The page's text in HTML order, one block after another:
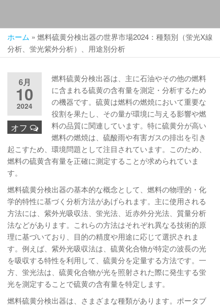
ホーム » 燃料硫黄分検出器の世界市場2024：種類別（蛍光X線
分析、蛍光紫外分析）、用途別分析
6月
10
2024
オフ
燃料硫黄分検出器は、主に石油やその他の燃料
に含まれる硫黄の含有量を測定・分析するため
の機器です。硫黄は燃料の燃焼において重要な
役割を果たし、その量が環境に与える影響や燃
料の品質に関連しています。特に硫黄分が高い
燃料の燃焼は、硫酸雨や有害ガスの排出を引き
起こすため、環境問題として注目されています。このため、
燃料の硫黄含有量を正確に測定することが求められていま
す。
燃料硫黄分検出器の基本的な概念として、燃料の物理的・化
学的特性に基づく分析方法があげられます。主に使用される
方法には、紫外光吸収法、蛍光法、近赤外分光法、質量分析
法などがあります。これらの方法はそれぞれ異なる技術的原
理に基づいており、目的の精度や用途に応じて選択されま
す。例えば、紫外光吸収法は、硫黄化合物が特定の波長の光
を吸収する特性を利用して、硫黄分を定量する方法です。一
方、蛍光法は、硫黄化合物が光を照射された際に発生する蛍
光を測定することで硫黄の含有量を特定します。
燃料硫黄分検出器は、さまざまな種類があります。ポータブ